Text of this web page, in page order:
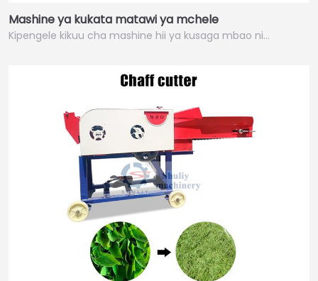
Mashine ya kukata matawi ya mchele
Kipengele kikuu cha mashine hii ya kusaga mbao ni…